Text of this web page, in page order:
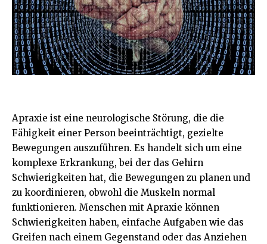
Apraxie ist eine neurologische Störung, die die
Fähigkeit einer Person beeinträchtigt, gezielte
Bewegungen auszuführen. Es handelt sich um eine
komplexe Erkrankung, bei der das Gehirn
Schwierigkeiten hat, die Bewegungen zu planen und
zu koordinieren, obwohl die Muskeln normal
funktionieren. Menschen mit Apraxie können
Schwierigkeiten haben, einfache Aufgaben wie das
Greifen nach einem Gegenstand oder das Anziehen